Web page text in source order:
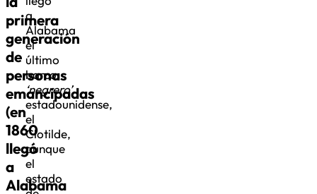
primera
generación
de
personas
emancipadas
(en
1860
llegó
a
Alabama
a
Alabama
el
último
barco
‘negrero’
estadounidense,
el
Clotilde,
aunque
el
estado